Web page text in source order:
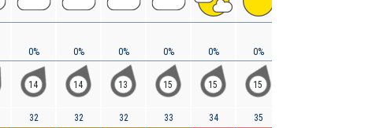
0%
14
32
0%
14
32
0%
13
32
0%
15
33
0%
15
34
0%
15
35